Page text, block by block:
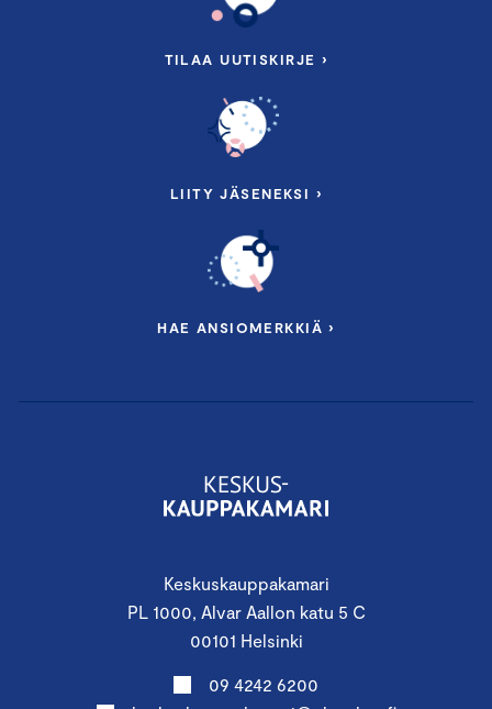
Keskuskauppakamari
PL 1000, Alvar Aallon katu 5 C
00101 Helsinki
09 4242 6200
TILAA UUTISKIRJE ›
LIITY JÄSENEKSI ›
HAE ANSIOMERKKIÄ ›